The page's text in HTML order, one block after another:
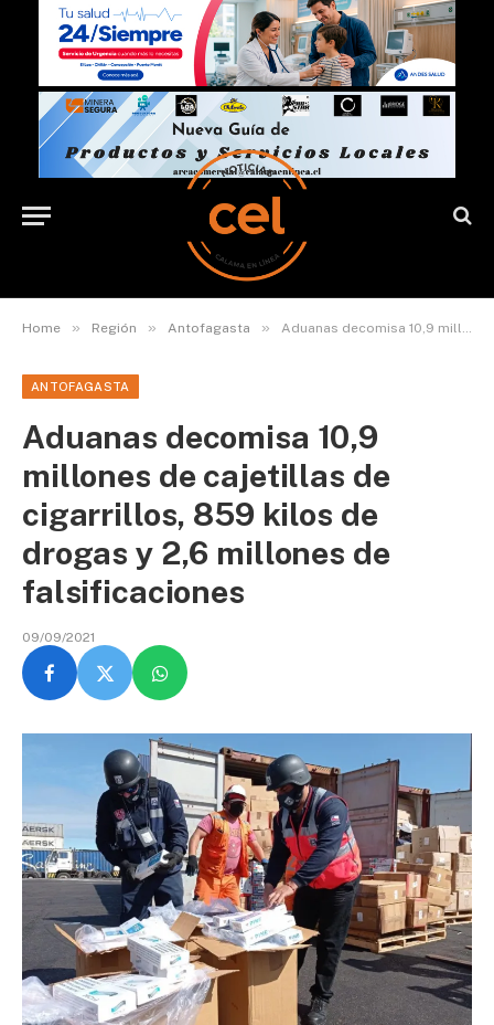
Home » Región » Antofagasta » Aduanas decomisa 10,9 millones de cajetillas de cigarrillos, 859 kilos de drogas y 2,6 millones de falsificaciones
ANTOFAGASTA
Aduanas decomisa 10,9
millones de cajetillas de
cigarrillos, 859 kilos de
drogas y 2,6 millones de
falsificaciones
09/09/2021